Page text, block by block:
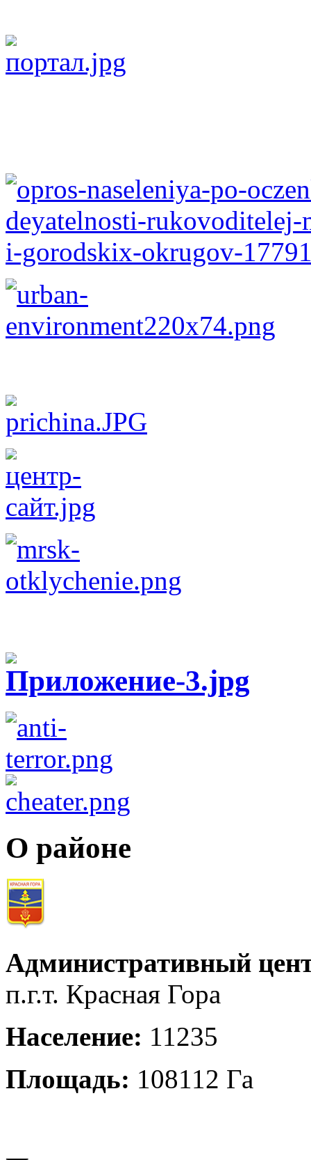
О районе
Административный
п.г.т. Красная Гора
Население: 11235
Площадь: 108112 Га